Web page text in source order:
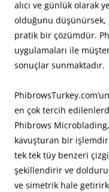
alıcı ve günlük olarak
olduğunu düşünürsek,
pratik bir çözümdür.
uygulamaları ile
sonuçlar sunmaktadır.
en çok tercih
Phibrows
kavuşturan bir
tek tek tüy benzeri
şekillendirir ve
ve simetrik hale